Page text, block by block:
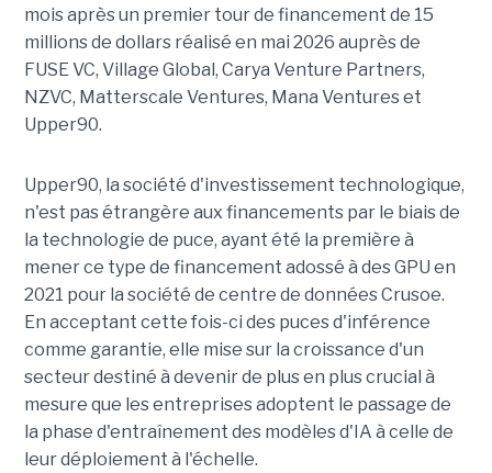
mois après un premier tour de financement de 15
millions de dollars réalisé en mai 2026 auprès de
FUSE VC, Village Global, Carya Venture Partners,
NZVC, Matterscale Ventures, Mana Ventures et
Upper90.
Upper90, la société d'investissement technologique,
n'est pas étrangère aux financements par le biais de
la technologie de puce, ayant été la première à
mener ce type de financement adossé à des GPU en
2021 pour la société de centre de données Crusoe.
En acceptant cette fois-ci des puces d'inférence
comme garantie, elle mise sur la croissance d'un
secteur destiné à devenir de plus en plus crucial à
mesure que les entreprises adoptent le passage de
la phase d'entraînement des modèles d'IA à celle de
leur déploiement à l'échelle.